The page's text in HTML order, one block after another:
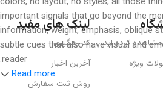
important signals that go beyond the
information, weight, emphasis, oblique
subtle cues that also have visual and
reader.
Read more
مشاهده کرده اید
ویژه
لینک های مفید
کد رهگیری
آخرین اخبار
روش ثبت سفارش